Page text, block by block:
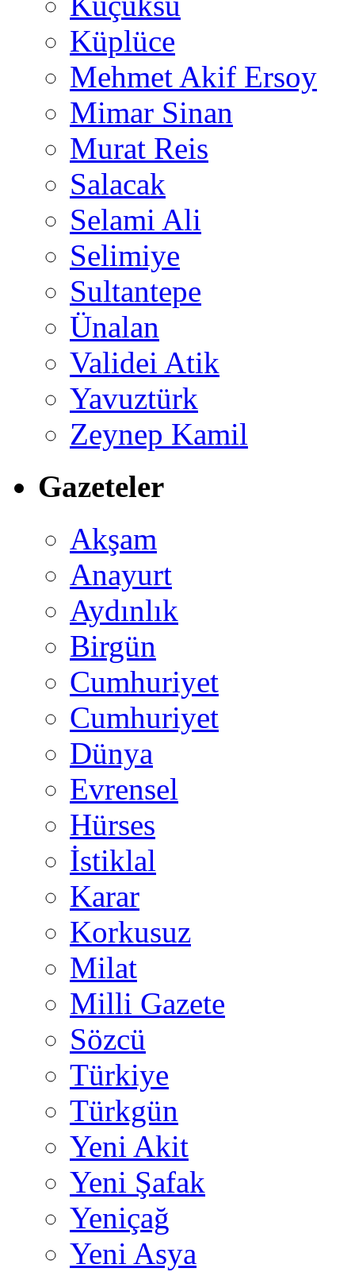
Küplüce
Mehmet Akif Ersoy
Mimar Sinan
Murat Reis
Salacak
Selami Ali
Selimiye
Sultantepe
Ünalan
Validei Atik
Yavuztürk
Zeynep Kamil
Gazeteler
Akşam
Anayurt
Aydınlık
Birgün
Cumhuriyet
Cumhuriyet
Dünya
Evrensel
Hürses
İstiklal
Karar
Korkusuz
Milat
Milli Gazete
Sözcü
Türkiye
Türkgün
Yeni Akit
Yeni Şafak
Yeniçağ
Yeni Asya